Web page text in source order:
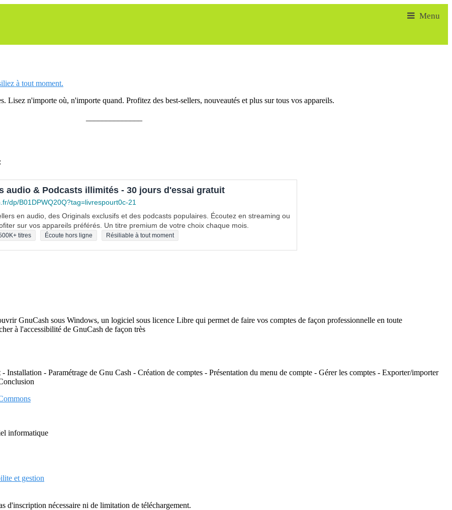
à tout moment.
Lisez n'importe où, n'importe quand. Profitez des best-sellers, nouveautés et plus sur tous vos appareils.
audio & Podcasts illimités - 30 jours d'essai gratuit
dp/B01DPWQ20Q?tag=livrespourt0c-21
en audio, des Originals exclusifs et des podcasts populaires. Écoutez en streaming ou
sur vos appareils préférés. Un titre premium de votre choix chaque mois.
titres Écoute hors ligne Résiliable à tout moment
GnuCash sous Windows, un logiciel sous licence Libre qui permet de faire vos comptes de façon professionnelle en toute
à l'accessibilité de GnuCash de façon très
Installation - Paramétrage de Gnu Cash - Création de comptes - Présentation du menu de compte - Gérer les comptes - Exporter/importer
informatique
et gestion
d'inscription nécessaire ni de limitation de téléchargement.